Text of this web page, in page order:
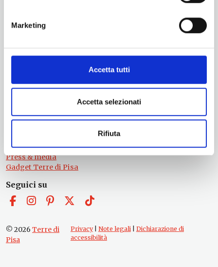
Marketing
Accetta tutti
Accetta selezionati
Rifiuta
Per informazioni
Ufficio Internazionalizzazione, Turismo e Beni Culturali
turismo@tno.camcom.it
Esperienze
Itinerari
Chi Siamo
Press & media
Gadget Terre di Pisa
Seguici su
© 2026 Terre di
Pisa
Privacy| Note legali| Dichiarazione di
accessibilità